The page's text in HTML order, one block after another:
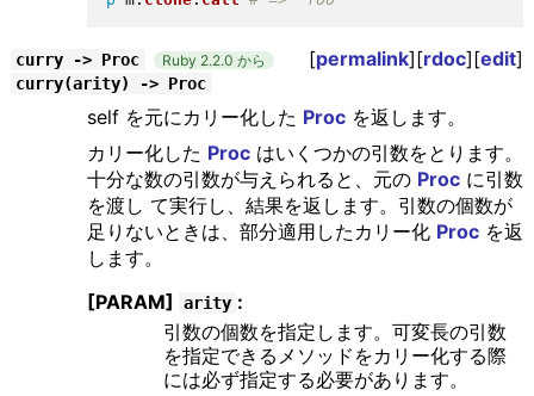
curry -> Proc Ruby 2.2.0 から [permalink][rdoc][edit]
curry(arity) -> Proc
self を元にカリー化した Procを返します。
カリー化した Procはいくつかの引数をとります。
十分な数の引数が与えられると、元の Procに引数
を渡し て実行し、結果を返します。引数の個数が
足りないときは、部分適用したカリー化 Procを返
します。
[PARAM]
arity :
引数の個数を指定します。可変長の引数
を指定できるメソッドをカリー化する際
には必ず指定する必要があります。